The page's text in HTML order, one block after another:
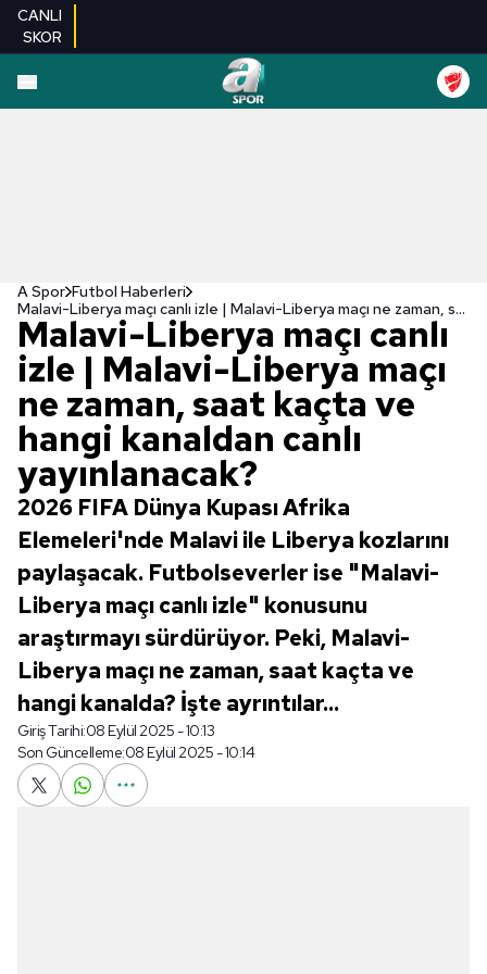
CANLI
SKOR
A Spor Futbol Haberleri
Malavi-Liberya maçı canlı izle | Malavi-Liberya maçı ne zaman, saat kaçta ve hangi kanaldan canlı yayınlanacak?
Malavi-Liberya maçı canlı
izle | Malavi-Liberya maçı
ne zaman, saat kaçta ve
hangi kanaldan canlı
yayınlanacak?
2026 FIFA Dünya Kupası Afrika
Elemeleri'nde Malavi ile Liberya kozlarını
paylaşacak. Futbolseverler ise "Malavi-
Liberya maçı canlı izle" konusunu
araştırmayı sürdürüyor. Peki, Malavi-
Liberya maçı ne zaman, saat kaçta ve
hangi kanalda? İşte ayrıntılar...
Giriş Tarihi:08 Eylül 2025 - 10:13
Son Güncelleme:08 Eylül 2025 - 10:14